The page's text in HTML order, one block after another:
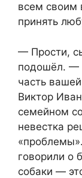
всем своим
принять
— Прости,
подошёл. —
часть
Виктор
семейном
невестка
говорили о
собаки —